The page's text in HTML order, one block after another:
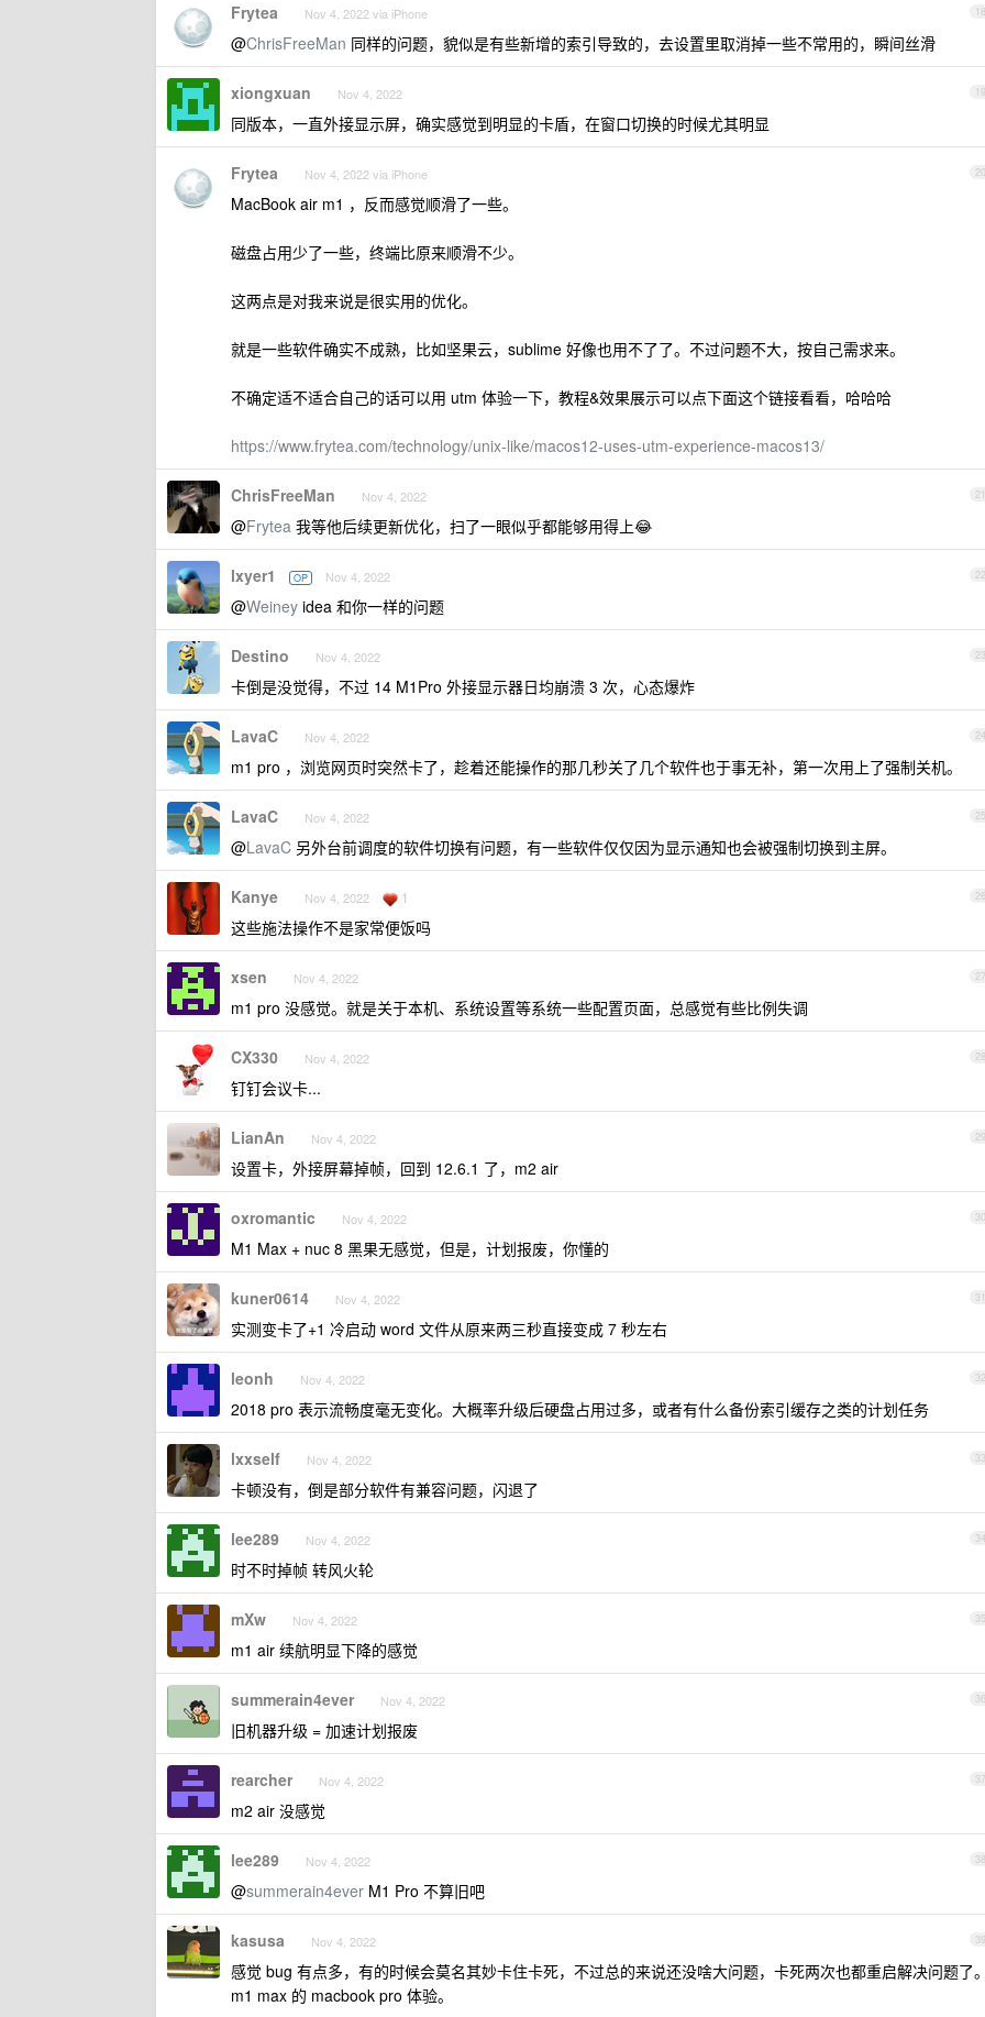
18
Frytea Nov 4, 2022 via iPhone
@ChrisFreeMan 同样的问题，貌似是有些新增的索引导致的，去设置里取消掉一些不常用的，瞬间丝滑
19
xiongxuan Nov 4, 2022
同版本，一直外接显示屏，确实感觉到明显的卡盾，在窗口切换的时候尤其明显
20
Frytea Nov 4, 2022 via iPhone
MacBook air m1 ，反而感觉顺滑了一些。
磁盘占用少了一些，终端比原来顺滑不少。
这两点是对我来说是很实用的优化。
就是一些软件确实不成熟，比如坚果云，sublime 好像也用不了了。不过问题不大，按自己需求来。
不确定适不适合自己的话可以用 utm 体验一下，教程&效果展示可以点下面这个链接看看，哈哈哈
https://www.frytea.com/technology/unix-like/macos12-uses-utm-experience-macos13/
21
ChrisFreeMan Nov 4, 2022
@Frytea 我等他后续更新优化，扫了一眼似乎都能够用得上😂
22
lxyer1 OP Nov 4, 2022
@Weiney idea 和你一样的问题
23
Destino Nov 4, 2022
卡倒是没觉得，不过 14 M1Pro 外接显示器日均崩溃 3 次，心态爆炸
24
LavaC Nov 4, 2022
m1 pro ，浏览网页时突然卡了，趁着还能操作的那几秒关了几个软件也于事无补，第一次用上了强制关机。
25
LavaC Nov 4, 2022
@LavaC 另外台前调度的软件切换有问题，有一些软件仅仅因为显示通知也会被强制切换到主屏。
26
Kanye Nov 4, 2022 1
这些施法操作不是家常便饭吗
27
xsen Nov 4, 2022
m1 pro 没感觉。就是关于本机、系统设置等系统一些配置页面，总感觉有些比例失调
28
CX330 Nov 4, 2022
钉钉会议卡...
29
LianAn Nov 4, 2022
设置卡，外接屏幕掉帧，回到 12.6.1 了，m2 air
30
oxromantic Nov 4, 2022
M1 Max + nuc 8 黑果无感觉，但是，计划报废，你懂的
31
kuner0614 Nov 4, 2022
实测变卡了+1 冷启动 word 文件从原来两三秒直接变成 7 秒左右
32
leonh Nov 4, 2022
2018 pro 表示流畅度毫无变化。大概率升级后硬盘占用过多，或者有什么备份索引缓存之类的计划任务
33
lxxself Nov 4, 2022
卡顿没有，倒是部分软件有兼容问题，闪退了
34
lee289 Nov 4, 2022
时不时掉帧 转风火轮
35
mXw Nov 4, 2022
m1 air 续航明显下降的感觉
36
summerain4ever Nov 4, 2022
旧机器升级 = 加速计划报废
37
rearcher Nov 4, 2022
m2 air 没感觉
38
lee289 Nov 4, 2022
@summerain4ever M1 Pro 不算旧吧
39
kasusa Nov 4, 2022
感觉 bug 有点多，有的时候会莫名其妙卡住卡死，不过总的来说还没啥大问题，卡死两次也都重启解决问题了。
m1 max 的 macbook pro 体验。